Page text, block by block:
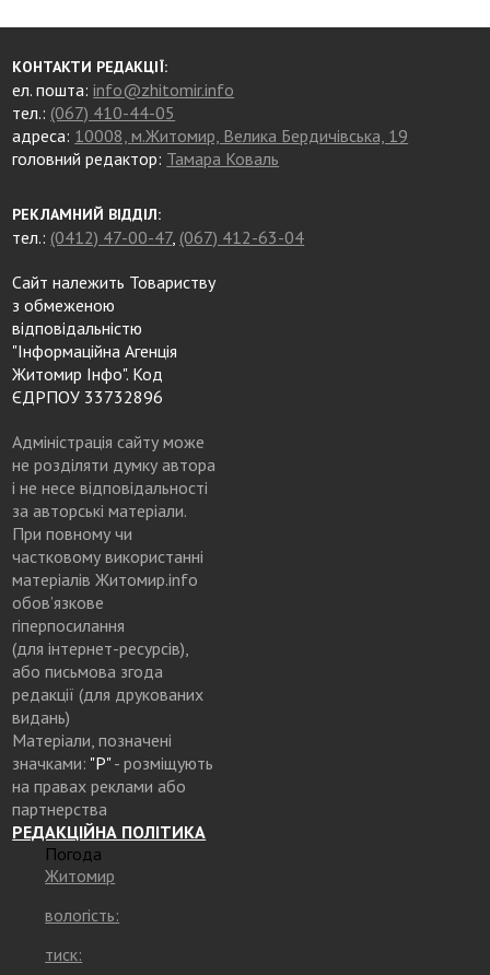
КОНТАКТИ РЕДАКЦІЇ:
ел. пошта:info@zhitomir.info
тел.: (067) 410-44-05
адреса: 10008, м.Житомир, Велика Бердичівська, 19
головний редактор: Тамара Коваль
РЕКЛАМНИЙ ВІДДІЛ:
тел.: (0412) 47-00-47, (067) 412-63-04
Сайт належить Товариству
з обмеженою
відповідальністю
"Інформаційна Агенція
Житомир Інфо". Код
ЄДРПОУ 33732896
Адміністрація сайту може
не розділяти думку автора
і не несе відповідальності
за авторські матеріали.
При повному чи
частковому використанні
матеріалів Житомир.info
обов’язкове
гіперпосилання
(для інтернет-ресурсів),
або письмова згода
редакції (для друкованих
видань)
Матеріали, позначені
значками: "Р"- розміщують
на правах реклами або
партнерства
РЕДАКЦІЙНА ПОЛІТИКА
Погода
Житомир
вологість:
тиск: